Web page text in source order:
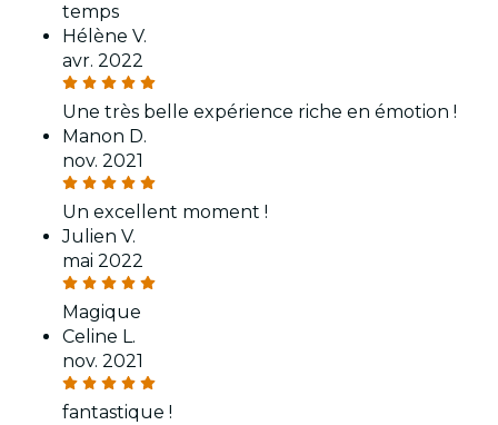
temps
Hélène V.
avr. 2022
Une très belle expérience riche en émotion !
Manon D.
nov. 2021
Un excellent moment !
Julien V.
mai 2022
Magique
Celine L.
nov. 2021
fantastique !